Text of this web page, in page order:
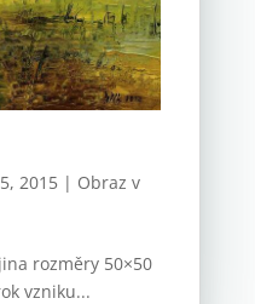
2015| Obraz v
rozměry 50×50
vzniku...